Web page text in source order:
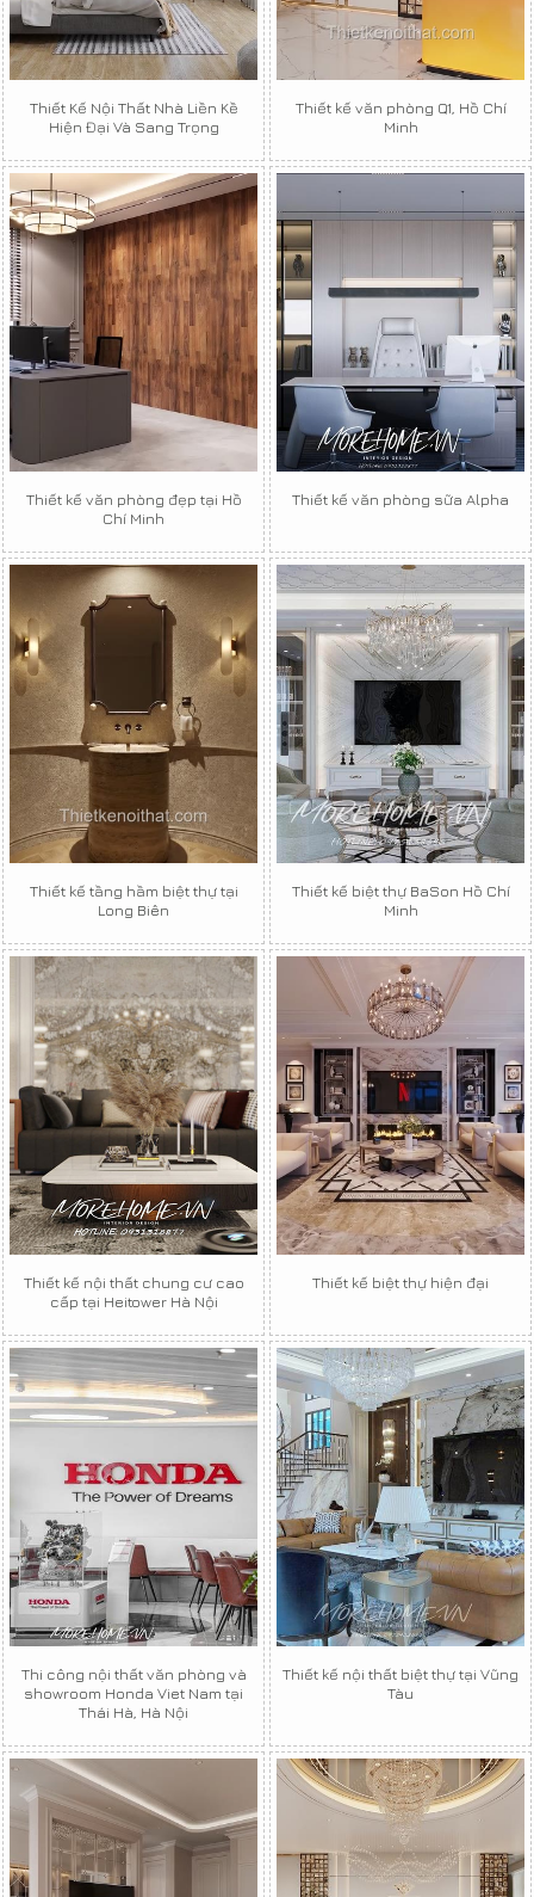
Thiết Kế Nội Thất Nhà Liền Kề
Hiện Đại Và Sang Trọng
Thiết kế văn phòng Q1, Hồ Chí
Minh
Thiết kế văn phòng đẹp tại Hồ
Chí Minh
Thiết kế văn phòng sữa Alpha
Thiết kế tầng hầm biệt thự tại
Long Biên
Thiết kế biệt thự BaSon Hồ Chí
Minh
Thiết kế nội thất chung cư cao
cấp tại Heitower Hà Nội
Thiết kế biệt thự hiện đại
Thi công nội thất văn phòng và
showroom Honda Viet Nam tại
Thái Hà, Hà Nội
Thiết kế nội thất biệt thự tại Vũng
Tàu